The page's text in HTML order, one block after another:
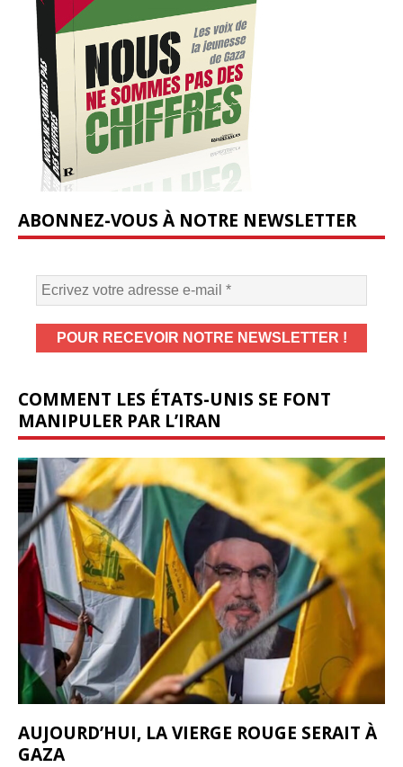
ABONNEZ-VOUS À NOTRE NEWSLETTER
COMMENT LES ÉTATS-UNIS SE FONT
MANIPULER PAR L’IRAN
AUJOURD’HUI, LA VIERGE ROUGE SERAIT À
GAZA